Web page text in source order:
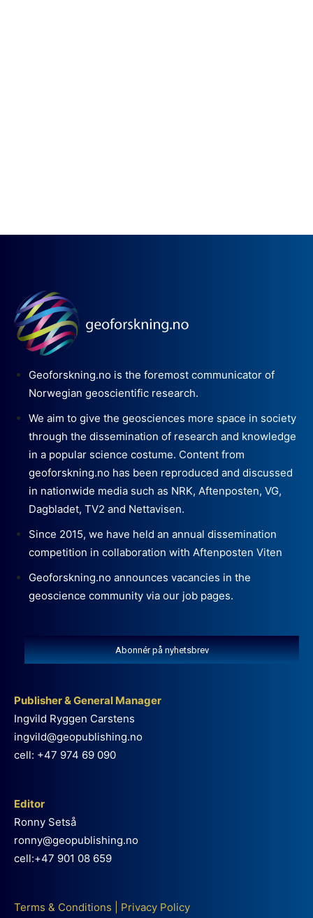
Geoforskning.no is the foremost communicator of
Norwegian geoscientific research.
We aim to give the geosciences more space in society
through the dissemination of research and knowledge
in a popular science costume. Content from
geoforskning.no has been reproduced and discussed
in nationwide media such as NRK, Aftenposten, VG,
Dagbladet, TV2 and Nettavisen.
Since 2015, we have held an annual dissemination
competition in collaboration with Aftenposten Viten
Geoforskning.no announces vacancies in the
geoscience community via our job pages.
Abonnér på nyhetsbrev
Publisher & General Manager
Ingvild Ryggen Carstens
ingvild@geopublishing.no
cell: +47 974 69 090
Editor
Ronny Setså
ronny@geopublishing.no
cell:+47 901 08 659
Terms & Conditions Privacy Policy